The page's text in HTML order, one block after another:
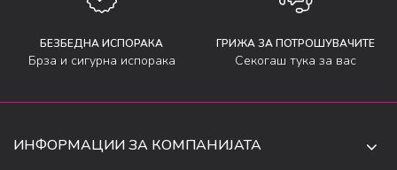
БЕЗБЕДНА ИСПОРАКА
Брза и сигурна испорака
ГРИЖА ЗА ПОТРОШУВАЧИТЕ
Секогаш тука за вас
ИНФОРМАЦИИ ЗА КОМПАНИЈАТА